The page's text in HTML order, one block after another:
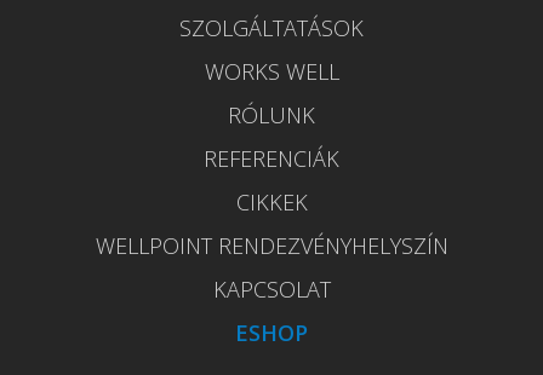
SZOLGÁLTATÁSOK
WORKS WELL
RÓLUNK
REFERENCIÁK
CIKKEK
WELLPOINT RENDEZVÉNYHELYSZÍN
KAPCSOLAT
ESHOP